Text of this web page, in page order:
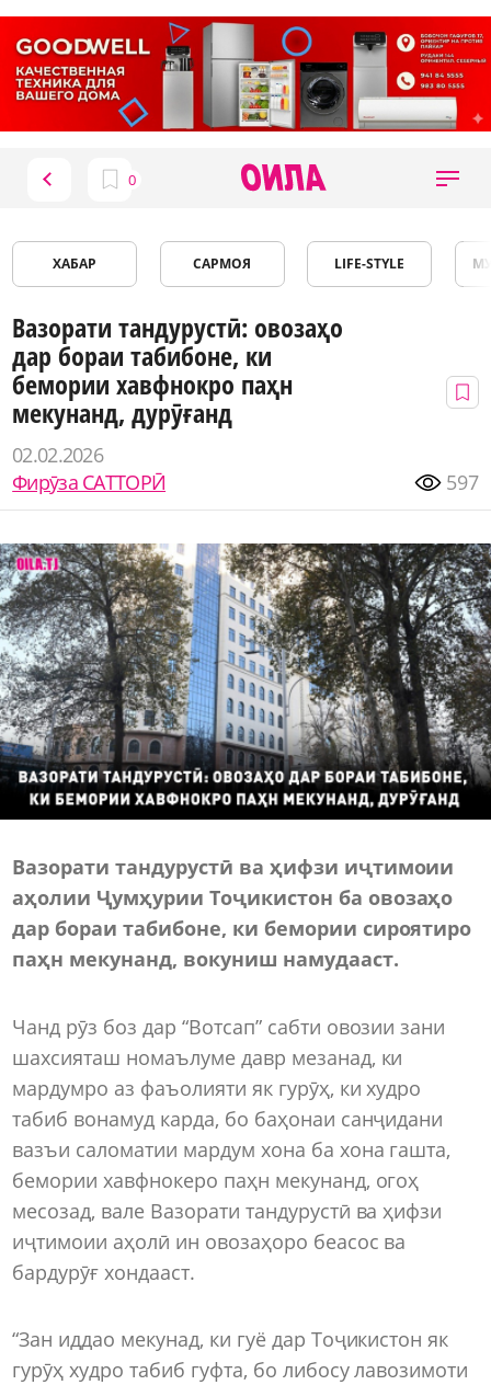
ХАБАР САРМОЯ LIFE-STYLE
Вазорати тандурустӣ: овозаҳо
дар бораи табибоне, ки
бемории хавфнокро паҳн
мекунанд, дурӯғанд
02.02.2026
Фирӯза САТТОРӢ
597
Вазорати тандурустӣ ва ҳифзи иҷтимоии
аҳолии Ҷумҳурии Тоҷикистон ба овозаҳо
дар бораи табибоне, ки бемории сироятиро
паҳн мекунанд, вокуниш намудааст.
Чанд рӯз боз дар “Вотсап” сабти овозии зани
шахсияташ номаълуме давр мезанад, ки
мардумро аз фаъолияти як гурӯҳ, ки худро
табиб вонамуд карда, бо баҳонаи санҷидани
вазъи саломатии мардум хона ба хона гашта,
бемории хавфнокеро паҳн мекунанд, огоҳ
месозад, вале Вазорати тандурустӣ ва ҳифзи
иҷтимоии аҳолӣ ин овозаҳоро беасос ва
бардурӯғ хондааст.
“Зан иддао мекунад, ки гуё дар Тоҷикистон як
гурӯҳ худро табиб гуфта, бо либосу лавозимоти